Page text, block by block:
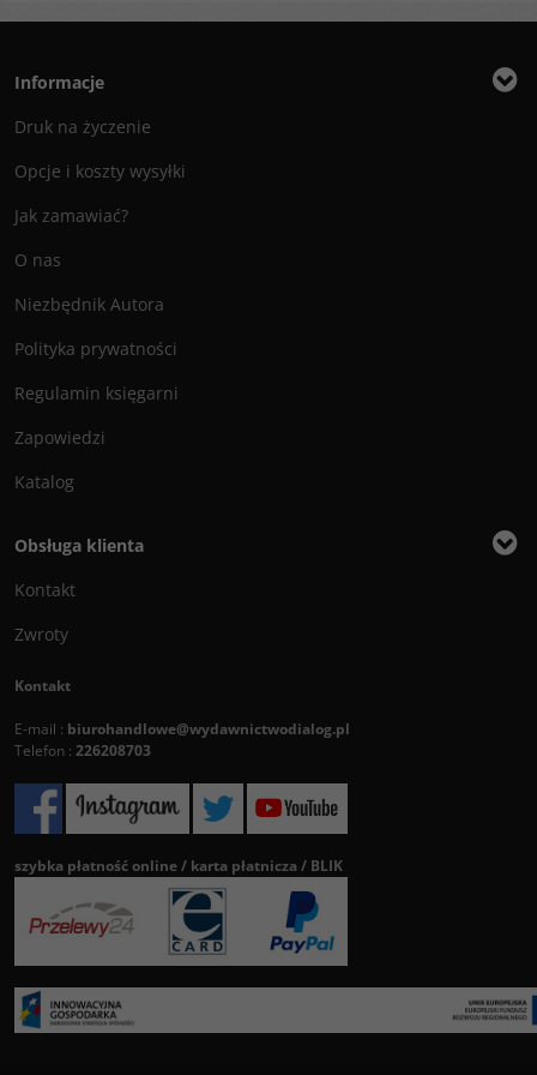
Informacje
Druk na życzenie
Opcje i koszty wysyłki
Jak zamawiać?
O nas
Niezbędnik Autora
Polityka prywatności
Regulamin księgarni
Zapowiedzi
Katalog
Obsługa klienta
Kontakt
Zwroty
Kontakt
E-mail : biurohandlowe@wydawnictwodialog.pl
Telefon : 226208703
szybka płatność online / karta płatnicza / BLIK